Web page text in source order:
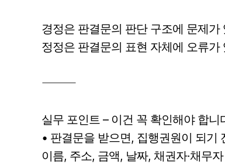
경정은 판결문의 판단 구조에 문제가
정정은 판결문의 표현 자체에 오류
⸻
실무 포인트 – 이건 꼭 확인해야 합니
• 판결문을 받으면, 집행권원이 되기
이름, 주소, 금액, 날짜, 채권자·채무